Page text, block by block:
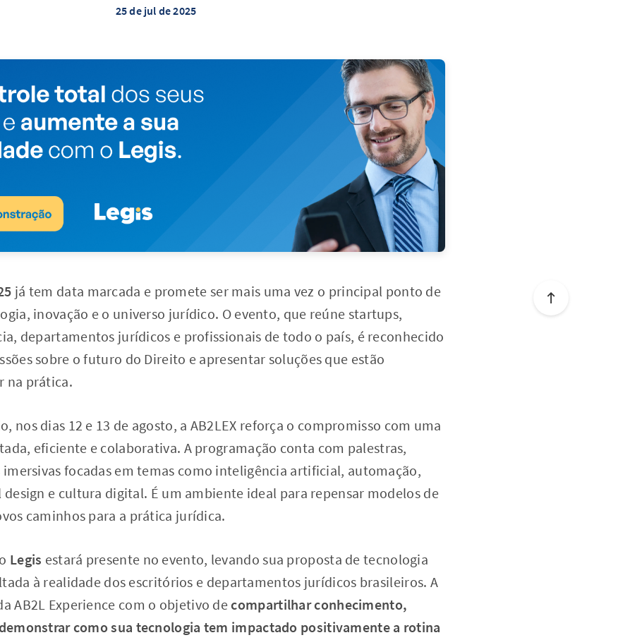
25 de jul de 2025
já tem data marcada e promete ser mais uma vez o principal ponto de
inovação e o universo jurídico. O evento, que reúne startups,
departamentos jurídicos e profissionais de todo o país, é reconhecido
sobre o futuro do Direito e apresentar soluções que estão
na prática.
nos dias 12 e 13 de agosto, a AB2LEX reforça o compromisso com uma
eficiente e colaborativa. A programação conta com palestras,
imersivas focadas em temas como inteligência artificial, automação,
design e cultura digital. É um ambiente ideal para repensar modelos de
caminhos para a prática jurídica.
Legis estará presente no evento, levando sua proposta de tecnologia
à realidade dos escritórios e departamentos jurídicos brasileiros. A
AB2L Experience com o objetivo decompartilhar conhecimento,
como sua tecnologia tem impactado positivamente a rotina